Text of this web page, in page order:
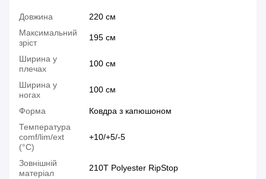
Довжина
220 см
Максимальний
зріст
195 см
Ширина у
плечах
100 см
Ширина у
ногах
100 см
Форма
Ковдра з капюшоном
Температура
comf/lim/ext
(°С)
+10/+5/-5
Зовнішній
матеріал
210Т Polyester RipStop